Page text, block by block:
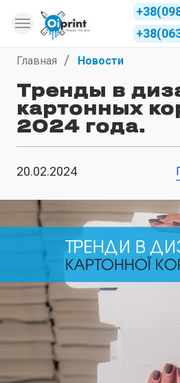
Главная Новости
Тренды в
картонных
2024 года.
20.02.2024